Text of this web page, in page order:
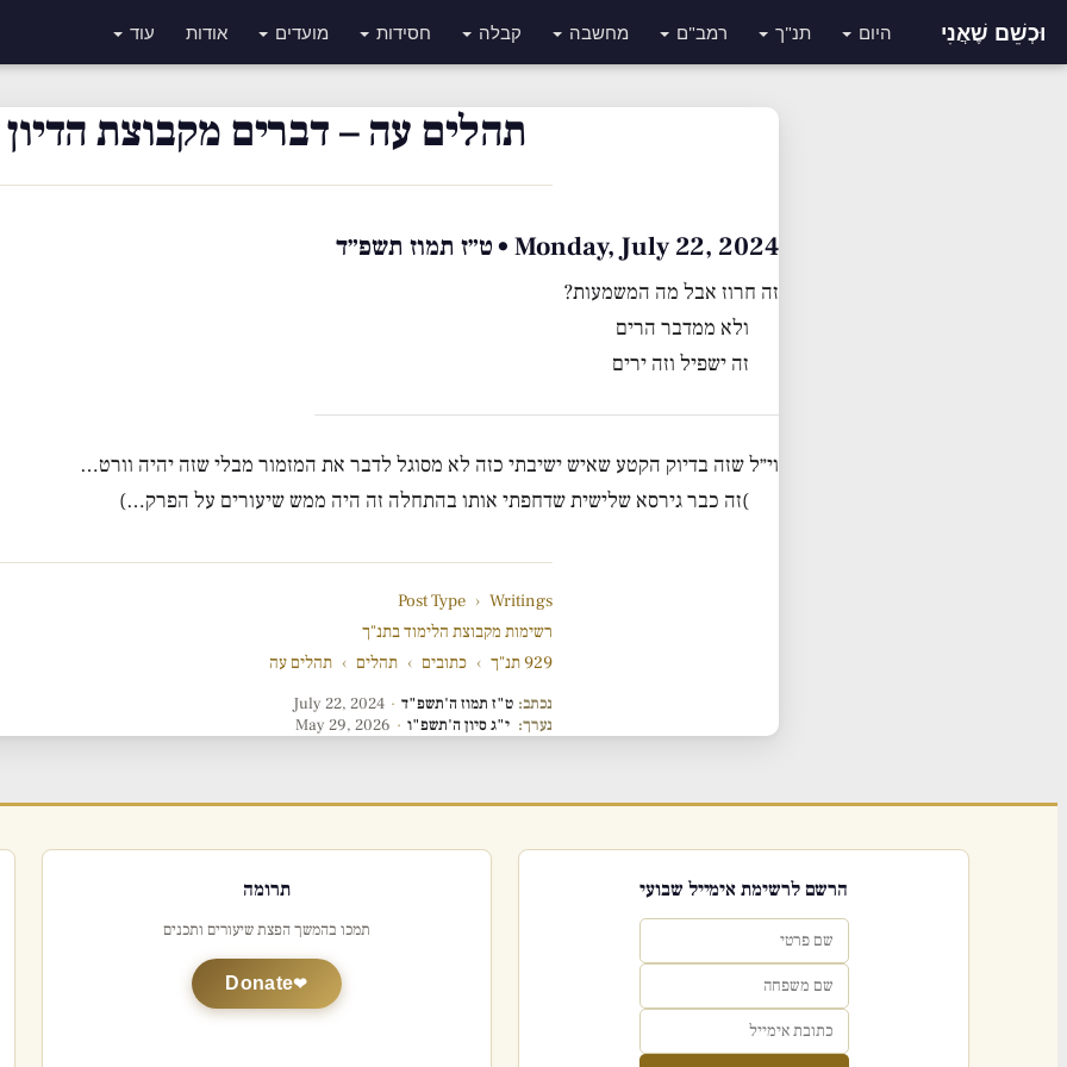
וּכְשֵׁם שֶׁאֲנִי היום תנ"ך רמב"ם מחשבה קבלה חסידות מועדים אודות עוד
תהלים עה – דברים מקבוצת הדיון
Monday, July 22, 2024 • ט״ז תמוז תשפ״ד
זה חרוז אבל מה המשמעות?
ולא ממדבר הרים
זה ישפיל וזה ירים
וי״ל שזה בדיוק הקטע שאיש ישיבתי כזה לא מסוגל לדבר את המזמור מבלי שזה יהיה וורט…
)זה כבר גירסא שלישית שדחפתי אותו בהתחלה זה היה ממש שיעורים על הפרק…)
Post Type › Writings
רשימות מקבוצת הלימוד בתנ"ך
929 תנ"ך
› כתובים › תהלים › תהלים עה
נכתב: ט"ז תמוז ה'תשפ"ד ·
July 22, 2024
נערך: י"ג סיון ה'תשפ"ו ·
May 29, 2026
הרשם לרשימת אימייל שבועי תרומה
תמכו בהמשך הפצת שיעורים ותכנים
Donate